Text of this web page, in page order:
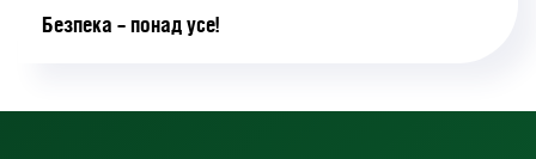
Безпека – понад усе!